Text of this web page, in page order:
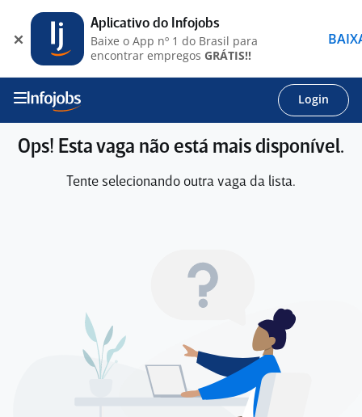
Login
Ops! Esta vaga não está mais disponível.
Tente selecionando outra vaga da lista.
Aplicativo do Infojobs
Baixe o App nº 1 do Brasil para
encontrar empregos GRÁTIS!!